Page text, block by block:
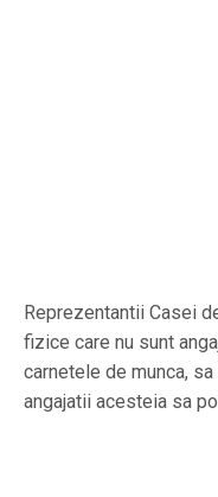
Reprezentantii Casei
fizice care nu sunt
carnetele de munca,
angajatii acesteia sa